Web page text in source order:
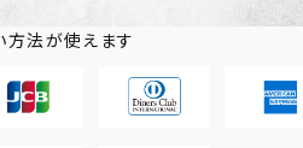
方法が使えます